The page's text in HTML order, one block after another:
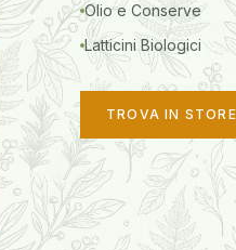
Olio e Conserve
Latticini Biologici
TROVA IN STORE